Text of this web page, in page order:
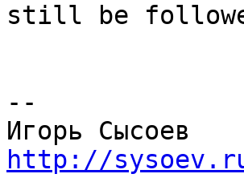
still be
--
http://